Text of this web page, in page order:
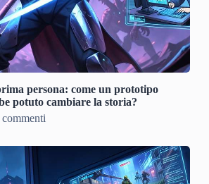
persona: come un prototipo
potuto cambiare la storia?
commenti